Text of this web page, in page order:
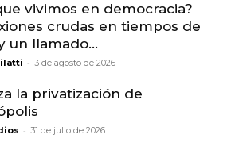
vivimos en democracia?
crudas en tiempos de
un llamado...
- 3 de agosto de 2026
la privatización de
- 31 de julio de 2026